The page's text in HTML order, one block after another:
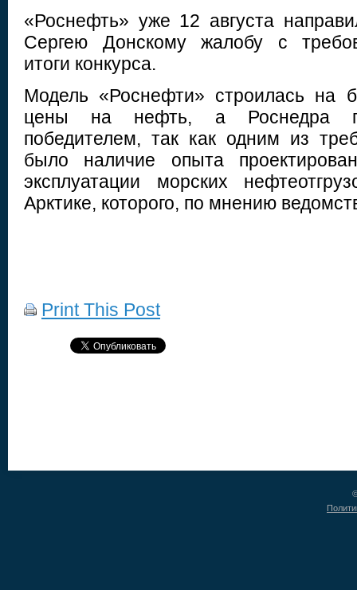
«Роснефть» уже 12 августа
Сергею Донскому жалобу с
итоги конкурса.
Модель «Роснефти» строилась на
цены на нефть, а Роснедра
победителем, так как одним из
было наличие опыта
эксплуатации морских
Арктике, которого, по мнению
Print This Post